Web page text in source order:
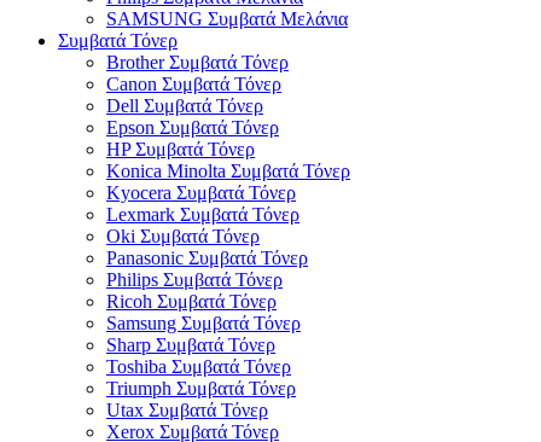
SAMSUNG Συμβατά Μελάνια
Συμβατά Τόνερ
Brother Συμβατά Τόνερ
Canon Συμβατά Τόνερ
Dell Συμβατά Τόνερ
Epson Συμβατά Τόνερ
HP Συμβατά Τόνερ
Konica Minolta Συμβατά Τόνερ
Kyocera Συμβατά Τόνερ
Lexmark Συμβατά Τόνερ
Oki Συμβατά Τόνερ
Panasonic Συμβατά Τόνερ
Philips Συμβατά Τόνερ
Ricoh Συμβατά Τόνερ
Samsung Συμβατά Τόνερ
Sharp Συμβατά Τόνερ
Toshiba Συμβατά Τόνερ
Triumph Συμβατά Τόνερ
Utax Συμβατά Τόνερ
Xerox Συμβατά Τόνερ